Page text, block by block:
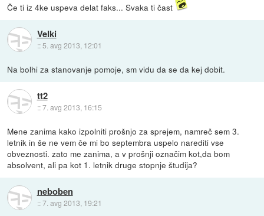
Če ti iz 4ke uspeva delat faks... Svaka ti čast
Velki
:: 5. avg 2013, 12:01
Na bolhi za stanovanje pomoje, sm vidu da se da kej dobit.
tt2
::7. avg 2013, 16:15
Mene zanima kako izpolniti prošnjo za sprejem, namreč sem 3.
letnik in še ne vem če mi bo septembra uspelo narediti vse
obveznosti. zato me zanima, a v prošnji označim kot,da bom
absolvent, ali pa kot 1. letnik druge stopnje študija?
neboben
::7. avg 2013, 19:21